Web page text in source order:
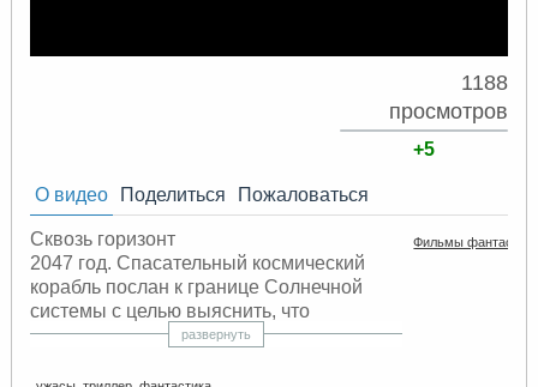
1188
просмотров
+5
О видео Поделиться Пожаловаться
Сквозь горизонт
2047 год. Спасательный космический
корабль послан к границе Солнечной
системы с целью выяснить, что
произошло с экипажем первого
со сверхсветовой скоростью и бесследно
развернуть
Фильмы